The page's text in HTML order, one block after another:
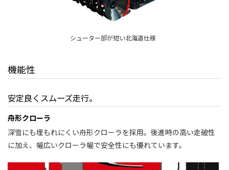
シューター部が短い北海道仕様
機能性
安定良くスムーズ走行。
舟形クローラ
深雪にも埋もれにくい舟形クローラを採用。後進時の高い走破性
に加え、幅広いクローラ幅で安全性にも優れています。